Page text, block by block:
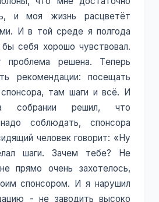
и моя жизнь расцветёт
И в той среде я полгода
себя хорошо чувствовал.
решена. Теперь
рекомендации: посещать
спонсора, там шаги и всё. И
решил, что
соблюдать, спонсора
человек говорит: «Ну
шаги. Зачем тебе? Не
прямо очень захотелось,
спонсором. И я нарушил
- не заводить высоко